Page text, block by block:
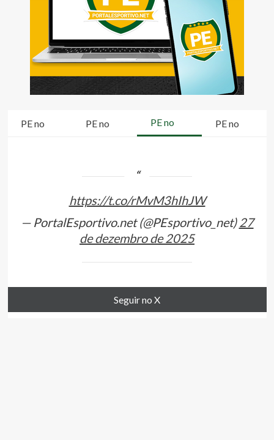
PE no PE no PE no PE no
https://t.co/rMvM3hIhJW
— PortalEsportivo.net (@PEsportivo_net)27
de dezembro de 2025
Seguir no X